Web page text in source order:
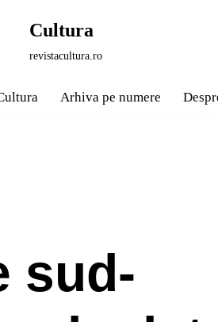
Cultura
revistacultura.ro
Arhiva pe numere
sud-